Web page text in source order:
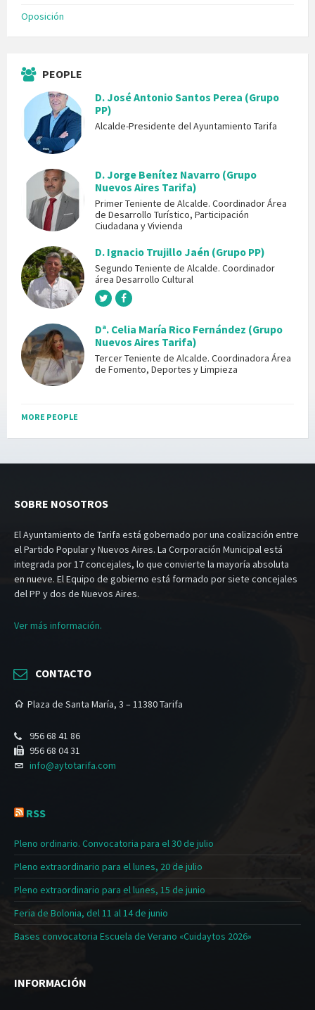
Oposición
PEOPLE
D. José Antonio Santos Perea (Grupo
PP)
Alcalde-Presidente del Ayuntamiento Tarifa
D. Jorge Benítez Navarro (Grupo
Nuevos Aires Tarifa)
Primer Teniente de Alcalde. Coordinador Área
de Desarrollo Turístico, Participación
Ciudadana y Vivienda
D. Ignacio Trujillo Jaén (Grupo PP)
Segundo Teniente de Alcalde. Coordinador
área Desarrollo Cultural
Dª. Celia María Rico Fernández (Grupo
Nuevos Aires Tarifa)
Tercer Teniente de Alcalde. Coordinadora Área
de Fomento, Deportes y Limpieza
MORE PEOPLE
SOBRE NOSOTROS
El Ayuntamiento de Tarifa está gobernado por una coalización entre
el Partido Popular y Nuevos Aires. La Corporación Municipal está
integrada por 17 concejales, lo que convierte la mayoría absoluta
en nueve. El Equipo de gobierno está formado por siete concejales
del PP y dos de Nuevos Aires.
Ver más información.
CONTACTO
Plaza de Santa María, 3 – 11380 Tarifa
956 68 41 86
956 68 04 31
info@aytotarifa.com
RSS
Pleno ordinario. Convocatoria para el 30 de julio
Pleno extraordinario para el lunes, 20 de julio
Pleno extraordinario para el lunes, 15 de junio
Feria de Bolonia, del 11 al 14 de junio
Bases convocatoria Escuela de Verano «Cuidaytos 2026»
INFORMACIÓN